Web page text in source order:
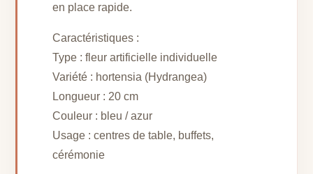
en place rapide.
Caractéristiques :
Type : fleur artificielle individuelle
Variété : hortensia (Hydrangea)
Longueur : 20 cm
Couleur : bleu / azur
Usage : centres de table, buffets,
cérémonie